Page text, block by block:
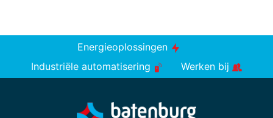
Energieoplossingen
Industriële automatisering
Werken bij